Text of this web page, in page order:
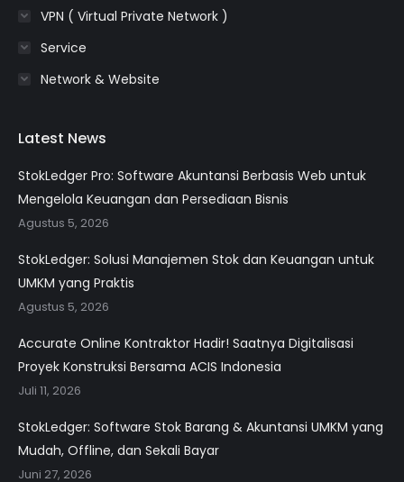
VPN ( Virtual Private Network )
Service
Network & Website
Latest News
StokLedger Pro: Software Akuntansi Berbasis Web untuk
Mengelola Keuangan dan Persediaan Bisnis
Agustus 5, 2026
StokLedger: Solusi Manajemen Stok dan Keuangan untuk
UMKM yang Praktis
Agustus 5, 2026
Accurate Online Kontraktor Hadir! Saatnya Digitalisasi
Proyek Konstruksi Bersama ACIS Indonesia
Juli 11, 2026
StokLedger: Software Stok Barang & Akuntansi UMKM yang
Mudah, Offline, dan Sekali Bayar
Juni 27, 2026